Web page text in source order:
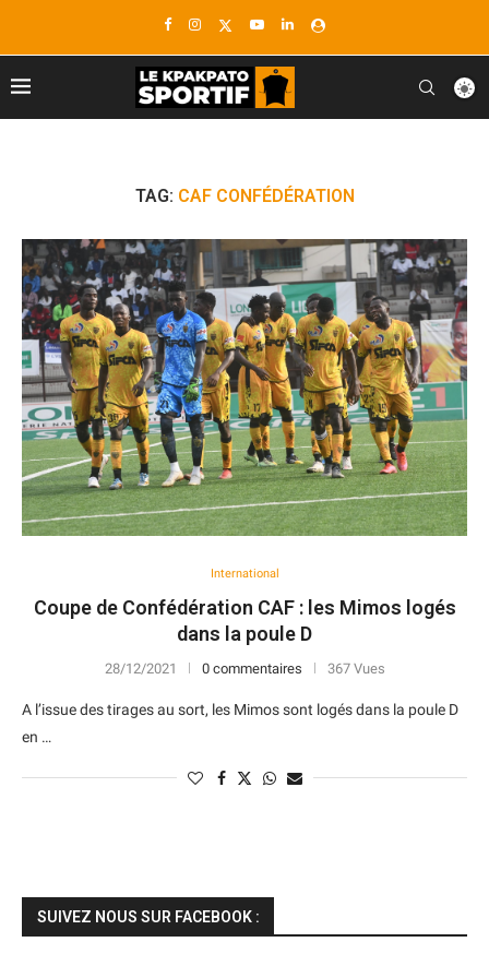
TAG: CAF CONFÉDÉRATION
International
Coupe de Confédération CAF : les Mimos logés
dans la poule D
28/12/2021 0 commentaires 367 Vues
A l’issue des tirages au sort, les Mimos sont logés dans la poule D
en …
SUIVEZ NOUS SUR FACEBOOK :